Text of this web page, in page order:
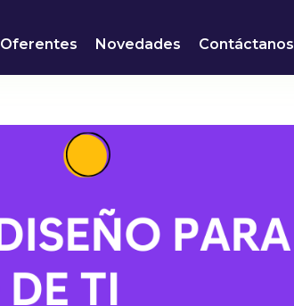
Oferentes Novedades Contáctanos